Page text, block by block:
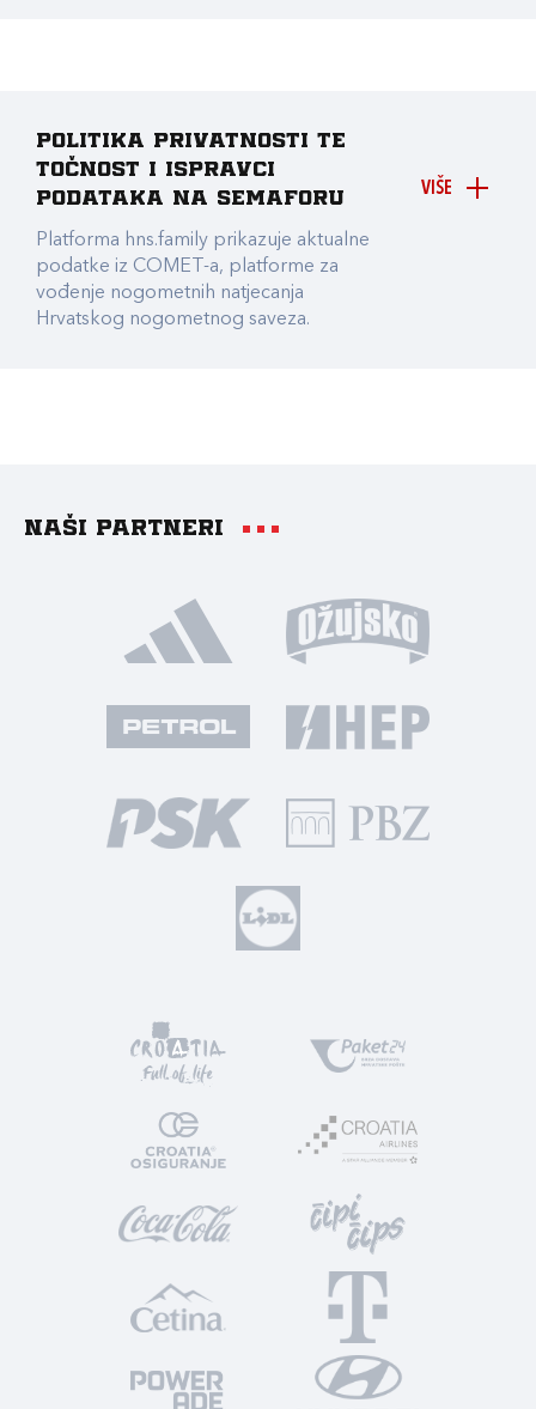
VIŠE
Politika privatnosti te
točnost i ispravci
podataka na Semaforu
Platforma hns.family prikazuje aktualne
podatke iz COMET-a, platforme za
vođenje nogometnih natjecanja
Hrvatskog nogometnog saveza.
Naši partneri